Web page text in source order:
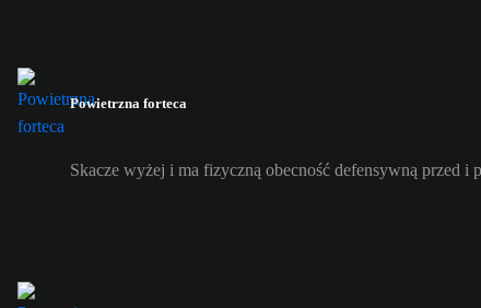
Powietrzna forteca
Skacze wyżej i ma fizyczną obecność defensywną przed i